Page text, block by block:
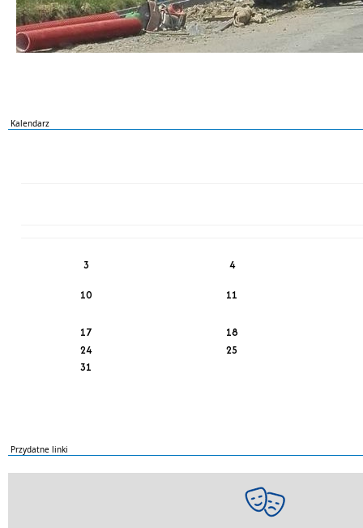
Kalendarz
3
4
10
11
17
18
24
25
31
Przydatne linki